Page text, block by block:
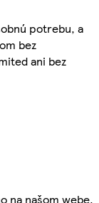
potrebu, a
bez
ani bez
na našom webe.